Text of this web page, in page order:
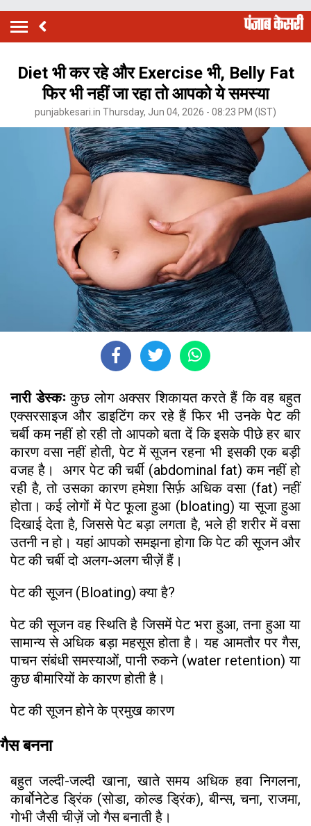
Diet भी कर रहे और Exercise भी, Belly Fat
फिर भी नहीं जा रहा तो आपको ये समस्या
punjabkesari.in Thursday, Jun 04, 2026 - 08:23 PM (IST)
नारी डेस्कःकुछ लोग अक्सर शिकायत करते हैं कि वह बहुत
एक्सरसाइज और डाइटिंग कर रहे हैं फिर भी उनके पेट की
चर्बी कम नहीं हो रही तो आपको बता दें कि इसके पीछे हर बार
कारण वसा नहीं होती, पेट में सूजन रहना भी इसकी एक बड़ी
वजह है। अगर पेट की चर्बी (abdominal fat) कम नहीं हो
रही है, तो उसका कारण हमेशा सिर्फ़ अधिक वसा (fat) नहीं
होता। कई लोगों में पेट फूला हुआ (bloating) या सूजा हुआ
दिखाई देता है, जिससे पेट बड़ा लगता है, भले ही शरीर में वसा
उतनी न हो। यहां आपको समझना होगा कि पेट की सूजन और
पेट की चर्बी दो अलग-अलग चीज़ें हैं।
पेट की सूजन (Bloating) क्या है?
पेट की सूजन वह स्थिति है जिसमें पेट भरा हुआ, तना हुआ या
सामान्य से अधिक बड़ा महसूस होता है। यह आमतौर पर गैस,
पाचन संबंधी समस्याओं, पानी रुकने (water retention) या
कुछ बीमारियों के कारण होती है।
पेट की सूजन होने के प्रमुख कारण
गैस बनना
बहुत जल्दी-जल्दी खाना, खाते समय अधिक हवा निगलना,
कार्बोनेटेड ड्रिंक (सोडा, कोल्ड ड्रिंक), बीन्स, चना, राजमा,
गोभी जैसी चीज़ें जो गैस बनाती है।